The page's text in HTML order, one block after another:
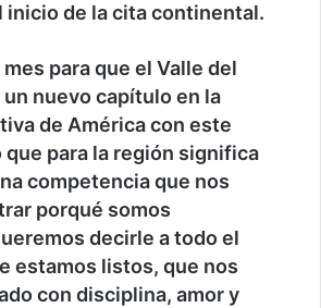
inicio de la cita continental.
mes para que el Valle del
un nuevo capítulo en la
de América con este
que para la región significa
competencia que nos
porqué somos
decirle a todo el
estamos listos, que nos
con disciplina, amor y